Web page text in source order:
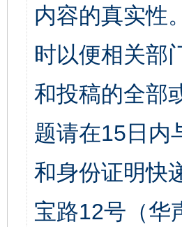
内容的真实性
时以便相关部
和投稿的全部
题请在15日内
和身份证明快
宝路12号（华